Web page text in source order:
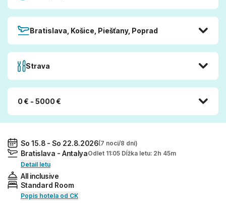
Bratislava, Košice, Piešťany, Poprad
Strava
0 € - 5000 €
So 15.8 - So 22.8.2026(7 nocí/8 dní)
Bratislava - AntalyaOdlet 11:05 Dĺžka letu: 2h 45m
Detail letu
All inclusive
Standard Room
Popis hotela od CK